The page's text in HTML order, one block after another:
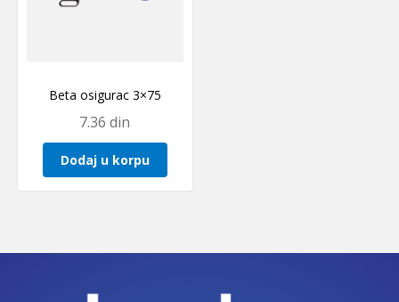
Beta osigurac 3×75
7.36din
Dodaj u korpu